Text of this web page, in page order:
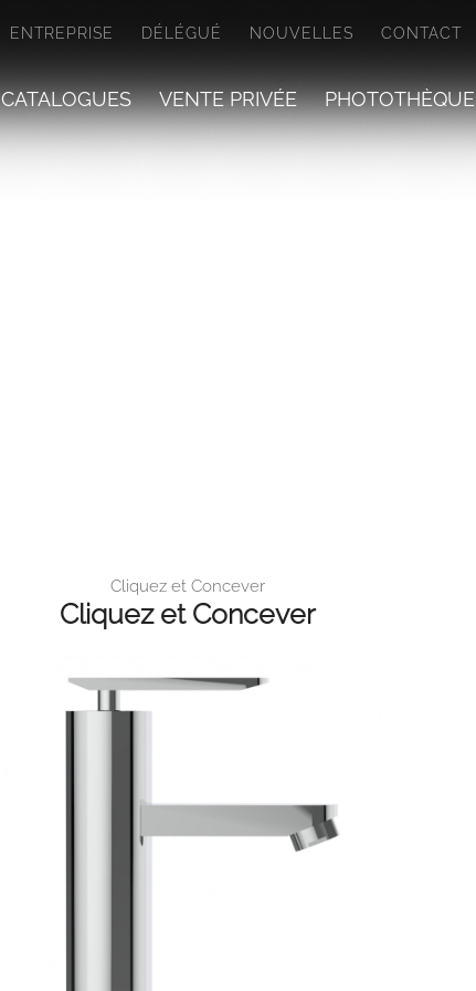
ENTREPRISE DÉLÉGUÉ NOUVELLES CONTACT
CATALOGUES VENTE PRIVÉE PHOTOTHÈQUE
Cliquez et Concever
Cliquez et Concever